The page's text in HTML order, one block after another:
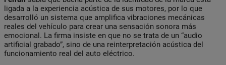
ligada a la experiencia acústica de sus motores, por lo que
desarrolló un sistema que amplifica vibraciones mecánicas
reales del vehículo para crear una sensación sonora más
emocional. La firma insiste en que no se trata de un “audio
artificial grabado”, sino de una reinterpretación acústica del
funcionamiento real del auto eléctrico.